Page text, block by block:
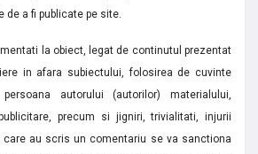
de a fi publicate pe site.
la obiect, legat de continutul prezentat
in afara subiectului, folosirea de cuvinte
autorului (autorilor) materialului,
precum si jigniri, trivialitati, injurii
au scris un comentariu se va sanctiona